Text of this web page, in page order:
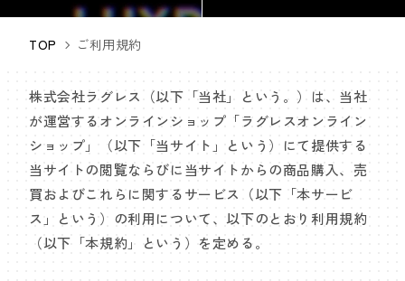
TOP ご利用規約
株式会社ラグレス（以下「当社」という。）は、当社
が運営するオンラインショップ「ラグレスオンライン
ショップ」（以下「当サイト」という）にて提供する
当サイトの閲覧ならびに当サイトからの商品購入、売
買およびこれらに関するサービス（以下「本サービ
ス」という）の利用について、以下のとおり利用規約
（以下「本規約」という）を定める。